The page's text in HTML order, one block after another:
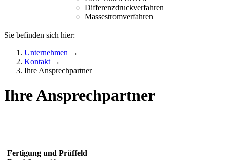
Differenzdruckverfahren
Massestromverfahren
Sie befinden sich hier:
Unternehmen →
Kontakt →
Ihre Ansprechpartner
Ihre Ansprechpartner
Fertigung und Prüffeld